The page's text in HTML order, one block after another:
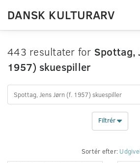
DANSK KULTURARV
443 resultater for Spottag,
1957) skuespiller
Filtrér
Sortér efter: